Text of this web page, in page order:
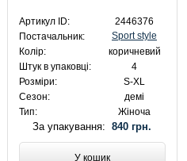
Артикул ID:
2446376
Постачальник:
Sport style
Колір:
коричневий
Штук в упаковці:
4
Розміри:
S-XL
Сезон:
демі
Тип:
Жіноча
За упакування:840 грн.
У кошик